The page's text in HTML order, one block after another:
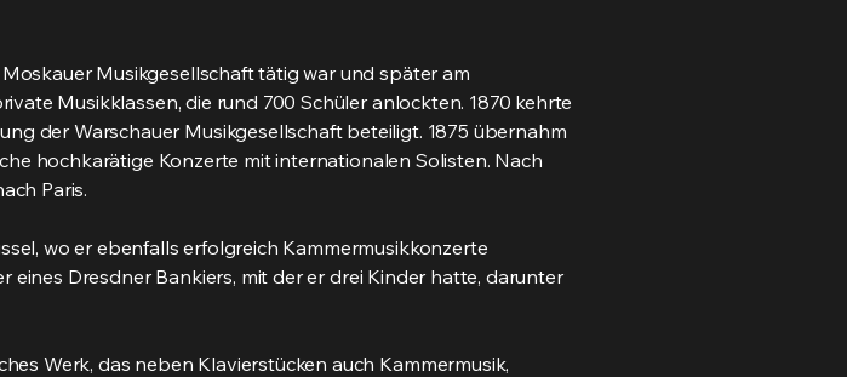
Musikgesellschaft tätig war und später am
Musikklassen, die rund 700 Schüler anlockten. 1870 kehrte
der Warschauer Musikgesellschaft beteiligt. 1875 übernahm
hochkarätige Konzerte mit internationalen Solisten. Nach
Paris.
wo er ebenfalls erfolgreich Kammermusikkonzerte
eines Dresdner Bankiers, mit der er drei Kinder hatte, darunter
Werk, das neben Klavierstücken auch Kammermusik,